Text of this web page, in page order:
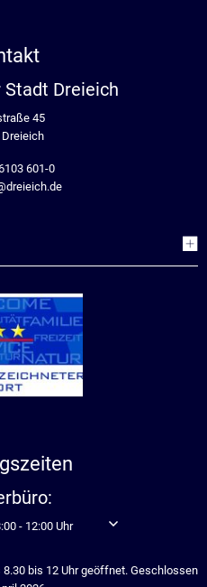
Dreieich
45
601-0
oder Schließzeiten
- 12:00Uhr Von 08:00 bis 12:00
bis 12 Uhr geöffnet. Geschlossen